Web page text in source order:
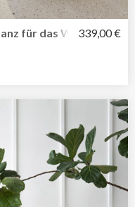
für das 339,00 €